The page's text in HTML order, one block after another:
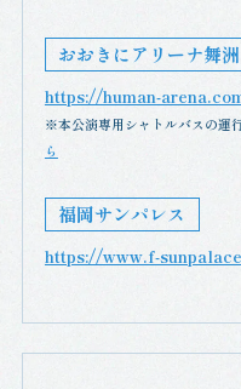
おおきにアリーナ舞洲
https://human-
※本公演専用シャトルバスの運
ら
福岡サンパレス
https://www.f-